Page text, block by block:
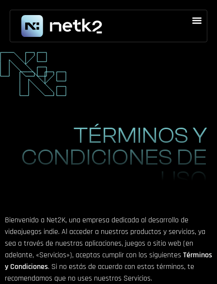
TÉRMINOS Y
CONDICIONES DE
USO
Bienvenido a Net2K, una empresa dedicada al desarrollo de
videojuegos indie. Al acceder a nuestros productos y servicios, ya
sea a través de nuestras aplicaciones, juegos o sitio web (en
adelante, «Servicios»), aceptas cumplir con los siguientes Términos
y Condiciones. Si no estás de acuerdo con estos términos, te
recomendamos que no uses nuestros Servicios.